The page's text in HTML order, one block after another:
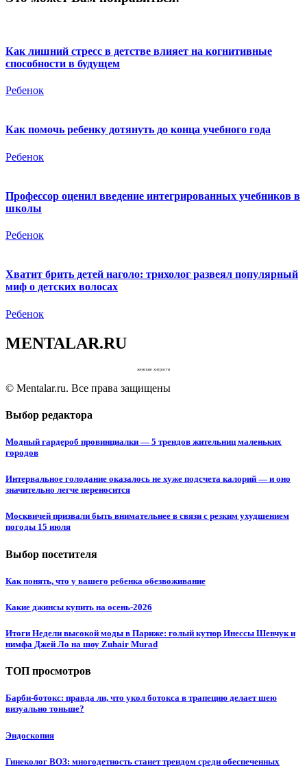
Как лишний стресс в детстве влияет на когнитивные
способности в будущем
Ребенок
Как помочь ребенку дотянуть до конца учебного года
Ребенок
Профессор оценил введение интегрированных учебников в
школы
Ребенок
Хватит брить детей наголо: трихолог развеял популярный
миф о детских волосах
Ребенок
MENTALAR.RU
женские хитрости
© Mentalar.ru. Все права защищены
Выбор редактора
Модный гардероб провинциалки — 5 трендов жительниц маленьких
городов
Интервальное голодание оказалось не хуже подсчета калорий — и оно
значительно легче переносится
Москвичей призвали быть внимательнее в связи с резким ухудшением
погоды 15 июля
Выбор посетителя
Как понять, что у вашего ребенка обезвоживание
Какие джинсы купить на осень-2026
Итоги Недели высокой моды в Париже: голый кутюр Инессы Шевчук и
нимфа Джей Ло на шоу Zuhair Murad
ТОП просмотров
Барби-ботокс: правда ли, что укол ботокса в трапецию делает шею
визуально тоньше?
Эндоскопия
Гинеколог ВОЗ: многодетность станет трендом среди обеспеченных